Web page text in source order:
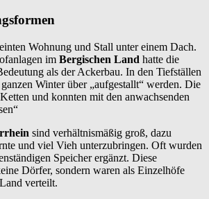
Wohnung und Stall unter einem Dach.
im Bergischen Land hatte die
als der Ackerbau. In den Tiefställen
Winter über „aufgestallt“ werden. Die
und konnten mit den anwachsenden
sind verhältnismäßig groß, dazu
und viel Vieh unterzubringen. Oft wurden
Speicher ergänzt. Diese
Dörfer, sondern waren als Einzelhöfe
verteilt.